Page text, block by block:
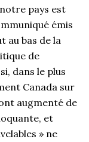
pays est
émis
au bas de la
de
dans le plus
Canada sur
augmenté de
et
» ne